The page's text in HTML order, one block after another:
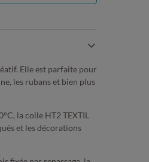
Elle est parfaite pour
les rubans et bien plus
la colle HT2 TEXTIL
et les décorations